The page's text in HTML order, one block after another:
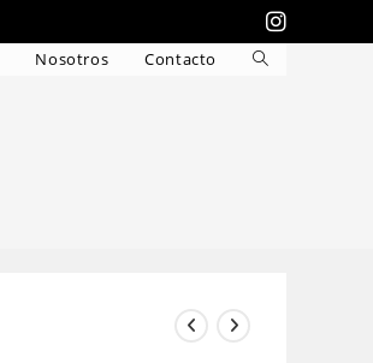
Nosotros Contacto
Alternar